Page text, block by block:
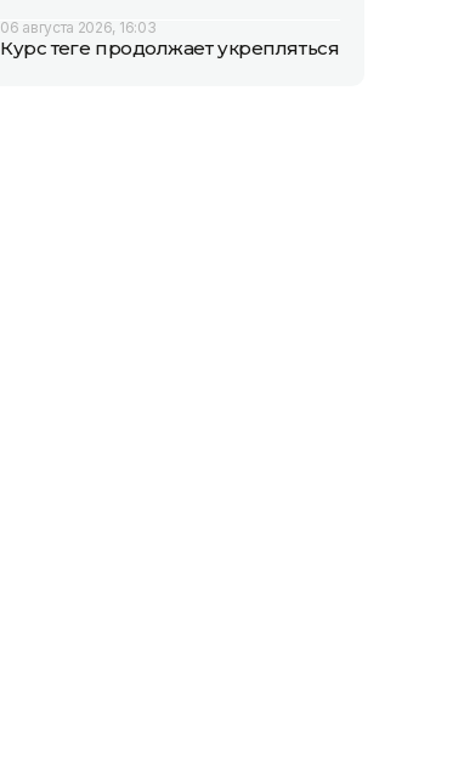
06 августа 2026, 16:03
Курс теңге продолжает укрепляться